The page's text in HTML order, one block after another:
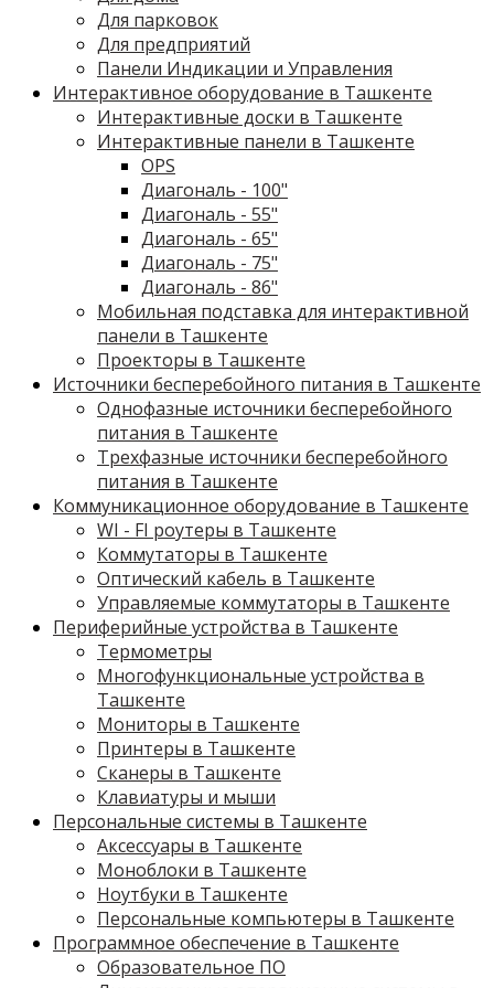
Для парковок
Для предприятий
Панели Индикации и Управления
Интерактивное оборудование в Ташкенте
Интерактивные доски в Ташкенте
Интерактивные панели в Ташкенте
OPS
Диагональ - 100"
Диагональ - 55"
Диагональ - 65"
Диагональ - 75"
Диагональ - 86"
Мобильная подставка для интерактивной
панели в Ташкенте
Проекторы в Ташкенте
Источники бесперебойного питания в Ташкенте
Однофазные источники бесперебойного
питания в Ташкенте
Трехфазные источники бесперебойного
питания в Ташкенте
Коммуникационное оборудование в Ташкенте
WI - FI роутеры в Ташкенте
Коммутаторы в Ташкенте
Оптический кабель в Ташкенте
Управляемые коммутаторы в Ташкенте
Периферийные устройства в Ташкенте
Термометры
Многофункциональные устройства в
Ташкенте
Мониторы в Ташкенте
Принтеры в Ташкенте
Сканеры в Ташкенте
Клавиатуры и мыши
Персональные системы в Ташкенте
Аксессуары в Ташкенте
Моноблоки в Ташкенте
Ноутбуки в Ташкенте
Персональные компьютеры в Ташкенте
Программное обеспечение в Ташкенте
Образовательное ПО